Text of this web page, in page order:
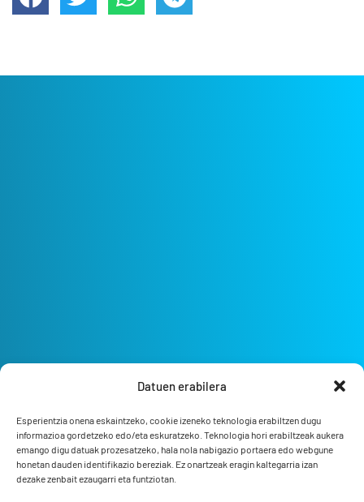
Datuen erabilera
Esperientzia onena eskaintzeko, cookie izeneko teknologia erabiltzen dugu
informazioa gordetzeko edo/eta eskuratzeko. Teknologia hori erabiltzeak aukera
emango digu datuak prozesatzeko, hala nola nabigazio portaera edo webgune
honetan dauden identifikazio bereziak. Ez onartzeak eragin kaltegarria izan
dezake zenbait ezaugarri eta funtziotan.